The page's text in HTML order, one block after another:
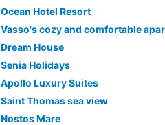
Ocean Hotel Resort
Vasso's cozy and comfortable
Dream House
Senia Holidays
Apollo Luxury Suites
Saint Thomas sea view
Nostos Mare